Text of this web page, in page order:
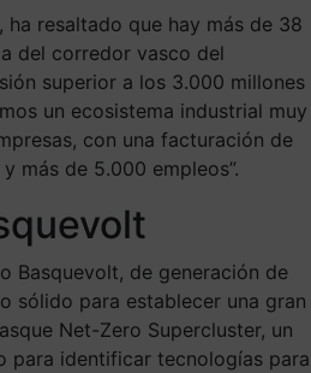
ha resaltado que hay más de 38
del corredor vasco del
superior a los 3.000 millones
un ecosistema industrial muy
con una facturación de
más de 5.000 empleos”.
Basquevolt, de generación de
sólido para establecer una gran
Net-Zero Supercluster, un
para identificar tecnologías para